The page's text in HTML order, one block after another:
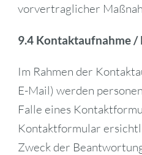
vorvertraglicher
9.4 Kontaktaufnahme
Im Rahmen der
E-Mail) werden
Falle eines
Kontaktformular
Zweck der